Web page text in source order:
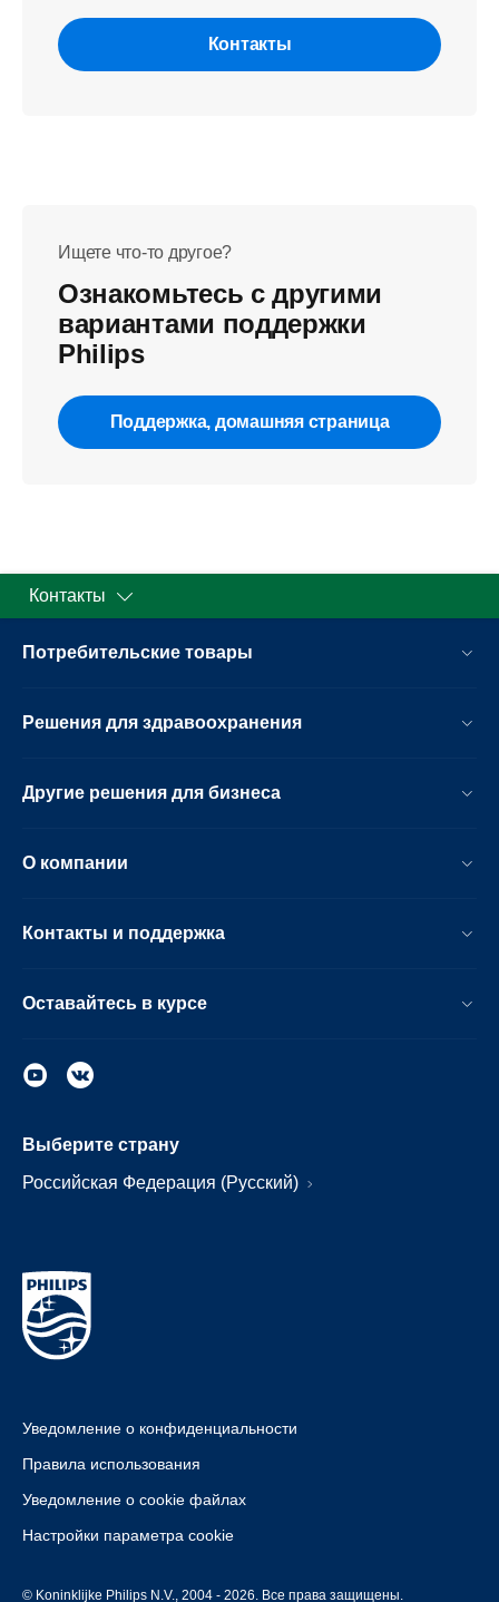
Контакты
Ищете что-то другое?
Ознакомьтесь с другими
вариантами поддержки
Philips
Поддержка, домашняя страница
Контакты
Потребительские товары
Решения для здравоохранения
Другие решения для бизнеса
О компании
Контакты и поддержка
Оставайтесь в курсе
Выберите страну
Российская Федерация (Русский)
Уведомление о конфиденциальности
Правила использования
Уведомление о cookie файлах
Настройки параметра cookie
© Koninklijke Philips N.V., 2004 - 2026. Все права защищены.